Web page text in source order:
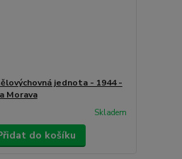
jednota - 1944 -
Morava
Skladem
do košíku